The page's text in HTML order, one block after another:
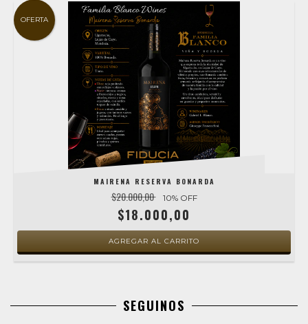
OFERTA
MAIRENA RESERVA BONARDA
$20.000,00 10% OFF
$18.000,00
SEGUINOS